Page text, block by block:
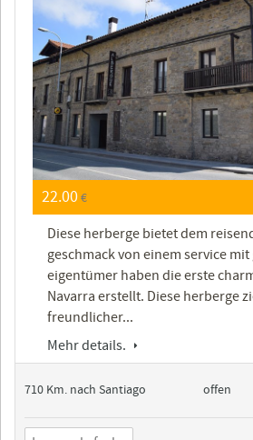
22.00€
Diese herberge bietet dem
geschmack von einem service
eigentümer haben die erste
Navarra erstellt. Diese herberge
freundlicher...
Mehr details.
710 Km. nach Santiago offen